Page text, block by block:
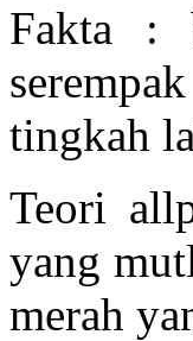
Fakta :
tingkah
Teori
yang
merah